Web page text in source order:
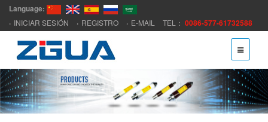
Language:
INICIAR SESIÓN REGISTRO E-MAIL TEL： 0086-577-61732588